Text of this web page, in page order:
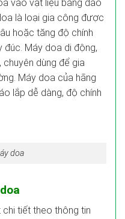
vào vật liệu bằng dao
là loại gia công được
hoặc tăng độ chính
Máy doa di động,
, chuyên dùng để gia
Máy doa của hãng
lắp dễ dàng, độ chính
doa
tiết theo thông tin